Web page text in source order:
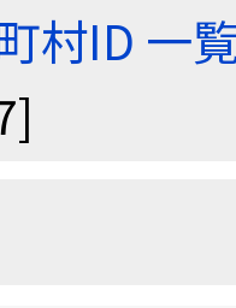
村ID 一